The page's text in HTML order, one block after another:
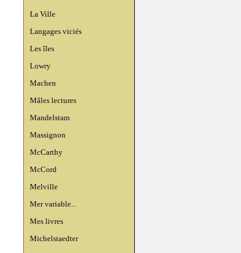
La Ville
Langages viciés
Les îles
Lowry
Machen
Mâles lectures
Mandelstam
Massignon
McCarthy
McCord
Melville
Mer variable...
Mes livres
Michelstaedter